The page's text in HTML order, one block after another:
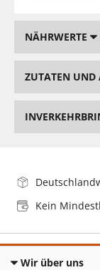
NÄHRWERTE
ZUTATEN UND
Kein
Wir über uns